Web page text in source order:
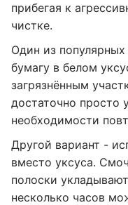
прибегая к
чистке.
Один из
бумагу в белом
загрязнённым
достаточно просто
необходимости
Другой вариант -
вместо уксуса.
полоски
несколько часов